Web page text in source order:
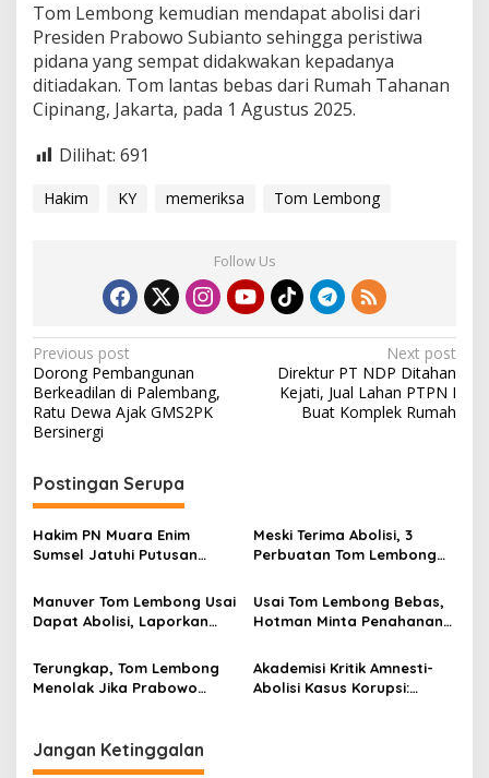
Tom Lembong kemudian mendapat abolisi dari
Presiden Prabowo Subianto sehingga peristiwa
pidana yang sempat didakwakan kepadanya
ditiadakan. Tom lantas bebas dari Rumah Tahanan
Cipinang, Jakarta, pada 1 Agustus 2025.
Dilihat: 691
Hakim KY memeriksa Tom Lembong
Follow Us
P
o
s
n
a
v
g
a
t
i
n
Previous post
Dorong Pembangunan
Berkeadilan di Palembang,
Ratu Dewa Ajak GMS2PK
Bersinergi
Next post
Direktur PT NDP Ditahan
Kejati, Jual Lahan PTPN I
Buat Komplek Rumah
Postingan Serupa
Hakim PN Muara Enim
Sumsel Jatuhi Putusan
Sebulan KUHP dan KUHAP
Baru
Meski Terima Abolisi, 3
Perbuatan Tom Lembong
Melawan Hukum
Manuver Tom Lembong Usai
Dapat Abolisi, Laporkan
Usai Tom Lembong Bebas,
Hotman Minta Penahanan
Terungkap, Tom Lembong
Menolak Jika Prabowo
Akademisi Kritik Amnesti-
Abolisi Kasus Korupsi:
Jangan Ketinggalan